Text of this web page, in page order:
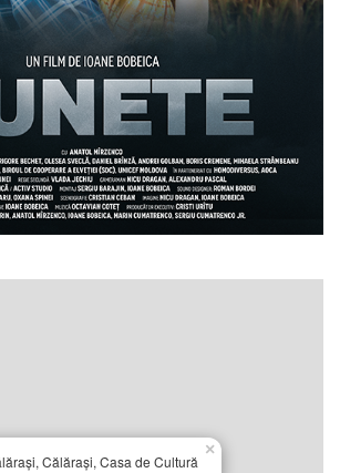
Călărași, Casa de Cultură
×